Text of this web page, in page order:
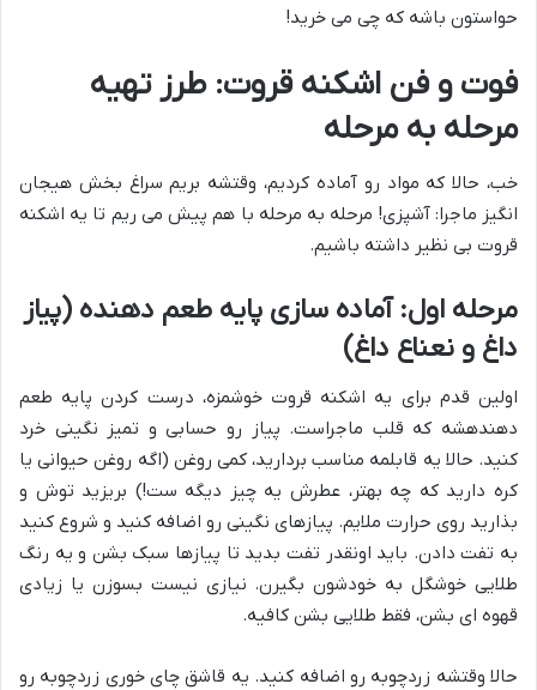
حواستون باشه که چی می خرید!
فوت و فن اشکنه قروت: طرز تهیه
مرحله به مرحله
خب، حالا که مواد رو آماده کردیم، وقتشه بریم سراغ بخش هیجان
انگیز ماجرا: آشپزی! مرحله به مرحله با هم پیش می ریم تا یه اشکنه
قروت بی نظیر داشته باشیم.
مرحله اول: آماده سازی پایه طعم دهنده (پیاز
داغ و نعناع داغ)
اولین قدم برای یه اشکنه قروت خوشمزه، درست کردن پایه طعم
دهندهشه که قلب ماجراست. پیاز رو حسابی و تمیز نگینی خرد
کنید. حالا یه قابلمه مناسب بردارید، کمی روغن (اگه روغن حیوانی یا
کره دارید که چه بهتر، عطرش یه چیز دیگه ست!) بریزید توش و
بذارید روی حرارت ملایم. پیازهای نگینی رو اضافه کنید و شروع کنید
به تفت دادن. باید اونقدر تفت بدید تا پیازها سبک بشن و یه رنگ
طلایی خوشگل به خودشون بگیرن. نیازی نیست بسوزن یا زیادی
قهوه ای بشن، فقط طلایی بشن کافیه.
حالا وقتشه زردچوبه رو اضافه کنید. یه قاشق چای خوری زردچوبه رو